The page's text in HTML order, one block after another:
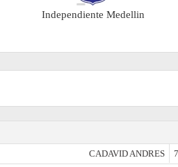
Independiente Medellin
CADAVID ANDRES